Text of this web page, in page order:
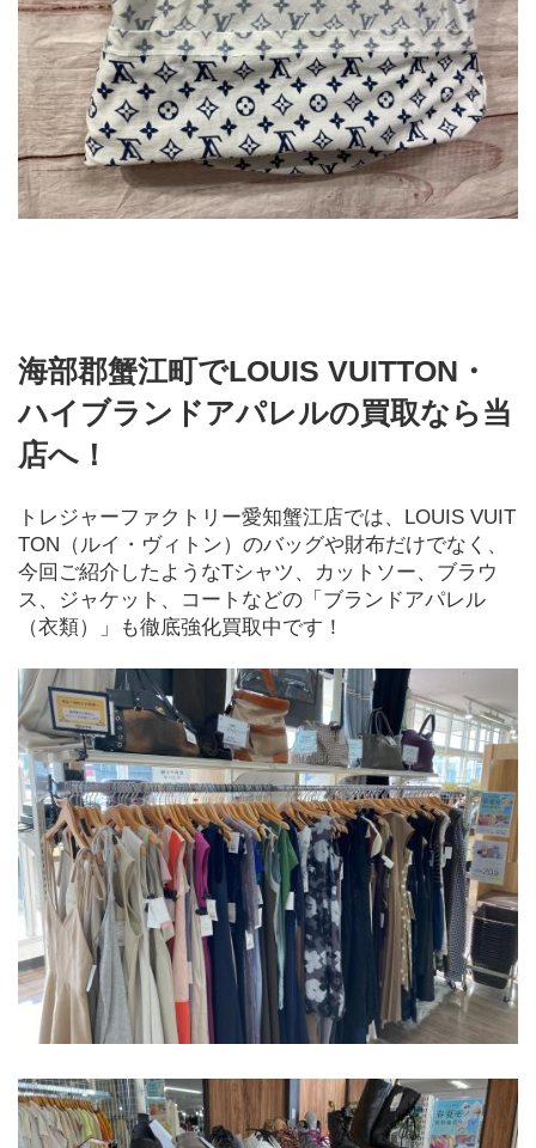
海部郡蟹江町でLOUIS VUITTON・
ハイブランドアパレルの買取なら当
店へ！
トレジャーファクトリー愛知蟹江店では、LOUIS VUIT
TON（ルイ・ヴィトン）のバッグや財布だけでなく、
今回ご紹介したようなTシャツ、カットソー、ブラウ
ス、ジャケット、コートなどの「ブランドアパレル
（衣類）」も徹底強化買取中です！